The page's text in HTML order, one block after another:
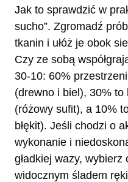
Jak to sprawdzić w
sucho”. Zgromadź
tkanin i ułóż je obok
Czy ze sobą
30-10: 60%
(drewno i biel), 30%
(różowy sufit), a 10%
błękit). Jeśli chodzi o
wykonanie i
gładkiej wazy, wybierz
widocznym śladem